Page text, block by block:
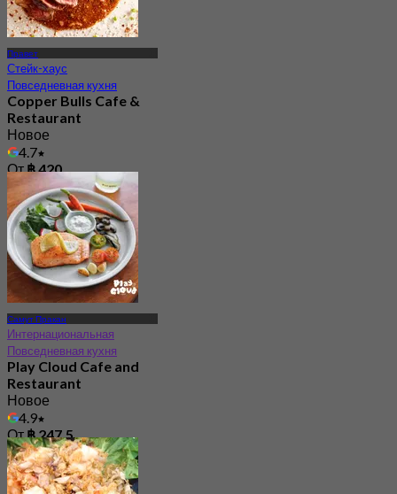
Правет
Стейк-хаус
Повседневная кухня
Copper Bulls Cafe &
Restaurant
Новое
4.7
От฿ 420
Самут Пракан
Интернациональная
Повседневная кухня
Play Cloud Cafe and
Restaurant
Новое
4.9
От฿ 247.5